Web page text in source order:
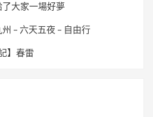
了大家一場好夢
州 – 六天五夜 – 自由行
】春雷